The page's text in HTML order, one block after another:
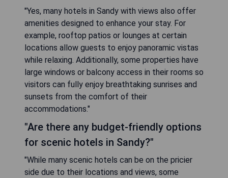
"Yes, many hotels in Sandy with views also offer
amenities designed to enhance your stay. For
example, rooftop patios or lounges at certain
locations allow guests to enjoy panoramic vistas
while relaxing. Additionally, some properties have
large windows or balcony access in their rooms so
visitors can fully enjoy breathtaking sunrises and
sunsets from the comfort of their
accommodations."
"Are there any budget-friendly options
for scenic hotels in Sandy?"
"While many scenic hotels can be on the pricier
side due to their locations and views, some